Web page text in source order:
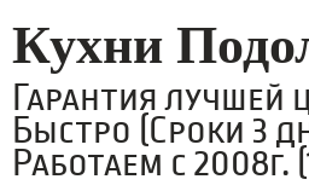
Кухни
Гарантия лучшей
Быстро (Сроки 3
Работаем с 2008г.